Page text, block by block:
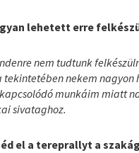
lehetett erre
nem tudtunk
tekintetében nekem
kapcsolódó munkáim miatt
sivataghoz.
el a tereprallyt a